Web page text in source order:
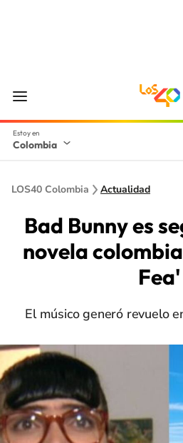
Colombia
LOS40 Colombia Actualidad
Bad Bunny es
novela
Fea'
El músico generó revuelo